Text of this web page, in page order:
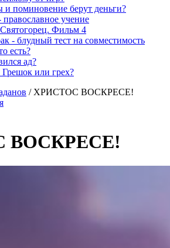
и поминовение берут деньги?
учение
Фильм 4
- блудный тест на совместимость
есть?
ад?
или грех?
/ ХРИСТОС ВОСКРЕСЕ!
ВОСКРЕСЕ!